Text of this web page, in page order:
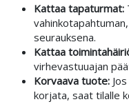
Kattaa tapaturmat:
seurauksena.
Kattaa
virhevastuuajan
Korvaava tuote:
korjata, saat tilalle